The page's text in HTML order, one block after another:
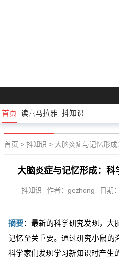
首页 读喜马拉雅 抖知识
首页 > 抖知识 > 大脑炎症与记忆形
大脑炎症与记忆形成：科
抖知识 作者：gezhong 日期
摘要：最新的科学研究发现，大
记忆至关重要。通过研究小鼠
科学家们发现学习新知识时产生